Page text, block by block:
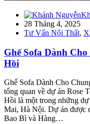
28 Tháng 4, 2025
Tư Vấn Nội Thất,
Ghế Sofa Dành
Hồi
Ghế Sofa Dành Cho
tổng quan về dự án Rose
Hồi là một trong những
Mai, Hà Nội. Dự án được
Bao Bì và Hàng…